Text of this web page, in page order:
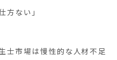
方ない」
士市場は慢性的な人材不足